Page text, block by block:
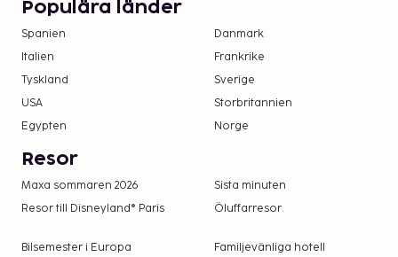
Kontaktfri incheckning och kontaktfri
Boendet välkomnar alla gäster, oavsett
könsidentitet (HBTQ+-vänligt).
Populära länder
Spanien Danmark
Italien
Frankrike
Tyskland
Sverige
USA
Storbritannien
Egypten
Norge
Resor
Maxa sommaren 2026 Sista minuten
Resor till Disneyland® Paris
Öluffarresor
Bilsemester i Europa Familjevänliga hotell